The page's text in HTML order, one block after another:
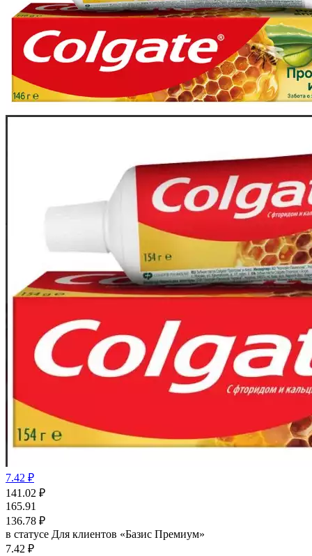
7.42 ₽
141.02 ₽
165.91
136.78 ₽
в статусе Для клиентов «Базис Премиум»
7.42 ₽